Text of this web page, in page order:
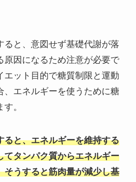
ると、意図せず基礎代謝が落
原因になるため注意が必要で
エット目的で糖質制限と運動
、エネルギーを使うために糖
。
ると、エネルギーを維持する
てタンパク質からエネルギー
そうすると筋肉量が減少し基